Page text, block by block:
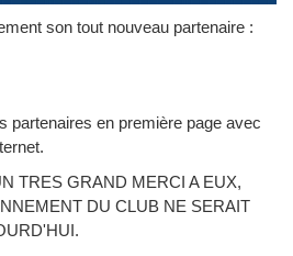
son tout nouveau partenaire :
partenaires en première page avec
TRES GRAND MERCI A EUX,
DU CLUB NE SERAIT